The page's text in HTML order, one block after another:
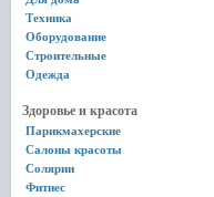
Техника
Оборудование
Строительные
Одежда
Здоровье и красота
Парикмахерские
Салоны красоты
Солярии
Фитнес